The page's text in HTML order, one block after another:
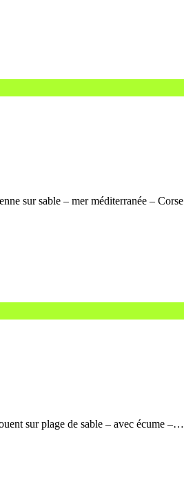
sur sable – mer méditerranée – Corse
sur plage de sable – avec écume –…